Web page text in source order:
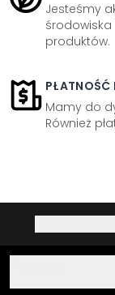
Jesteśmy
produktów.
PŁATNOŚĆ
Mamy do
Również